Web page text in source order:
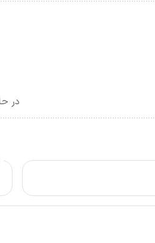
در